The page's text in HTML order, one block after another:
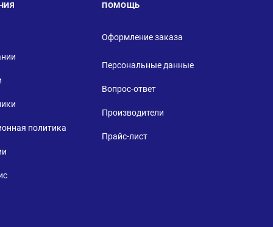
политика
ПОМОЩЬ
Оформление заказа
Персональные данные
Вопрос-ответ
Производители
Прайс-лист